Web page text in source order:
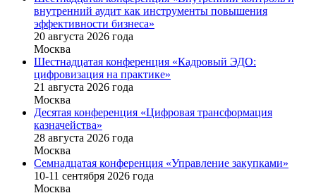
внутренний аудит как инструменты повышения
эффективности бизнеса»
20 августа 2026 года
Москва
Шестнадцатая конференция «Кадровый ЭДО:
цифровизация на практике»
21 августа 2026 года
Москва
Десятая конференция «Цифровая трансформация
казначейства»
28 августа 2026 года
Москва
Семнадцатая конференция «Управление закупками»
10-11 сентября 2026 года
Москва